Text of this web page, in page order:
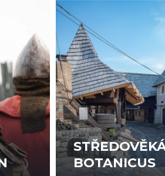
u výletu, nebo telefonicky.
Vám rádi sdělíme. Uvednou
BOTANICUS